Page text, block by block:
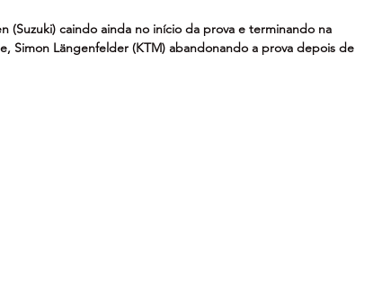
(Suzuki) caindo ainda no início da prova e terminando na
Simon Längenfelder (KTM) abandonando a prova depois de